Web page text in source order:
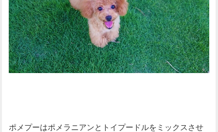
ポメプーはポメラニアンとトイプードルをミックスさせ